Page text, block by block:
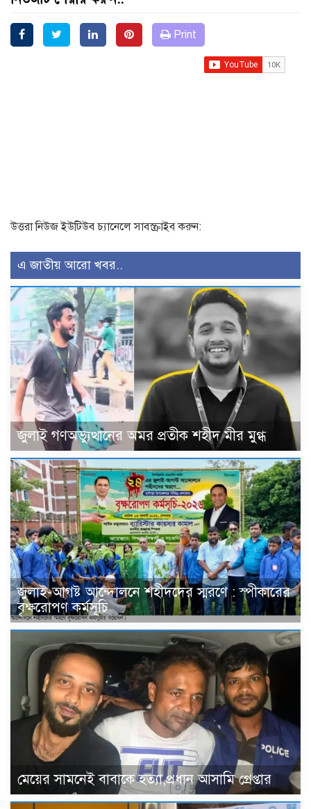
Print
উত্তরা নিউজ ইউটিউব চ্যানেলে সাবস্ক্রাইব করুন:
এ জাতীয় আরো খবর..
জুলাই গণঅভ্যুত্থানের অমর প্রতীক শহীদ মীর মুগ্ধ
জুলাই-আগষ্ট আন্দোলনে শহীদদের স্মরণে : স্পীকারের
বৃক্ষরোপণ কর্মসূচি
মেয়ের সামনেই বাবাকে হত্যা,প্রধান আসামি গ্রেপ্তার